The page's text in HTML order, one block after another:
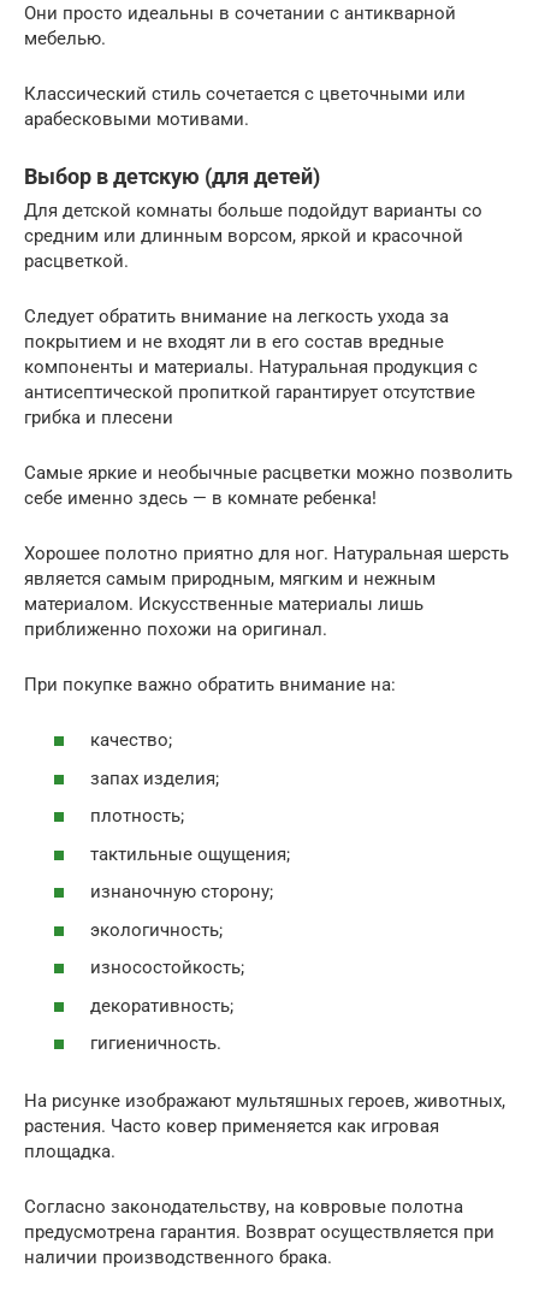
Они просто идеальны в сочетании с антикварной
мебелью.
Классический стиль сочетается с цветочными или
арабесковыми мотивами.
Выбор в детскую (для детей)
Для детской комнаты больше подойдут варианты со
средним или длинным ворсом, яркой и красочной
расцветкой.
Следует обратить внимание на легкость ухода за
покрытием и не входят ли в его состав вредные
компоненты и материалы. Натуральная продукция с
антисептической пропиткой гарантирует отсутствие
грибка и плесени
Самые яркие и необычные расцветки можно позволить
себе именно здесь — в комнате ребенка!
Хорошее полотно приятно для ног. Натуральная шерсть
является самым природным, мягким и нежным
материалом. Искусственные материалы лишь
приближенно похожи на оригинал.
При покупке важно обратить внимание на:
качество;
запах изделия;
плотность;
тактильные ощущения;
изнаночную сторону;
экологичность;
износостойкость;
декоративность;
гигиеничность.
На рисунке изображают мультяшных героев, животных,
растения. Часто ковер применяется как игровая
площадка.
Согласно законодательству, на ковровые полотна
предусмотрена гарантия. Возврат осуществляется при
наличии производственного брака.